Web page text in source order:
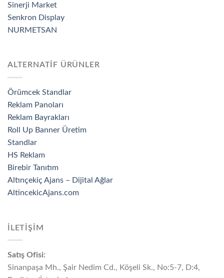
Sinerji Market
Senkron Display
NURMETSAN
ALTERNATİF ÜRÜNLER
Örümcek Standlar
Reklam Panoları
Reklam Bayrakları
Roll Up Banner Üretim
Standlar
HS Reklam
Birebir Tanıtım
Altınçekiç Ajans – Dijital Ağlar
AltincekicAjans.com
İLETİŞİM
Satış Ofisi:
Sinanpaşa Mh., Şair Nedim Cd., Köşeli Sk., No:5-7, D:4,